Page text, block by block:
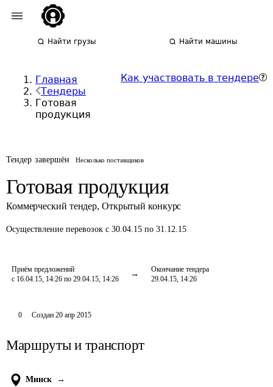
Найти грузы Найти машины
Главная
Тендеры
Готовая
продукция
Как участвовать в тендере
Тендер завершён Несколько поставщиков
Готовая продукция
Коммерческий тендер, Открытый конкурс
Осуществление перевозок с 30.04.15 по 31.12.15
Приём предложений
с 16.04.15, 14:26 по 29.04.15, 14:26
Окончание тендера
29.04.15, 14:26
0 Создан 20 апр 2015
Маршруты и транспорт
Минск →